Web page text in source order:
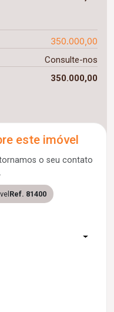
350.000,00
Consulte-nos
350.000,00
este imóvel
o seu contato
Ref. 81400